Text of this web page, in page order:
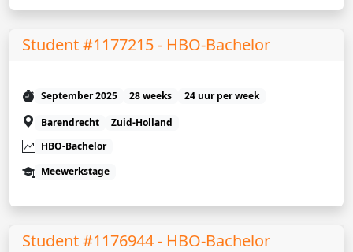
Student #1177215 - HBO-Bachelor
September 2025 28 weeks
24 uur per week
Barendrecht
Zuid-Holland
HBO-Bachelor
Meewerkstage
Student #1176944 - HBO-Bachelor